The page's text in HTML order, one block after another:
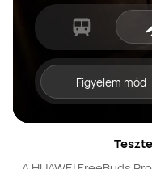
Figyelem mód